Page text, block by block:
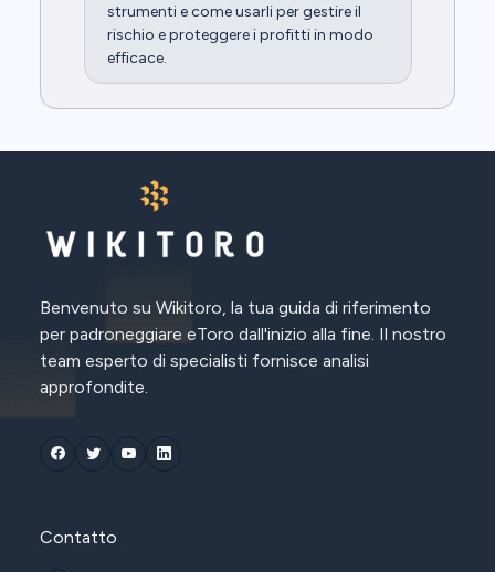
strumenti e come usarli per gestire il
rischio e proteggere i profitti in modo
efficace.
Benvenuto su Wikitoro, la tua guida di riferimento
per padroneggiare eToro dall'inizio alla fine. Il nostro
team esperto di specialisti fornisce analisi
approfondite.
Contatto